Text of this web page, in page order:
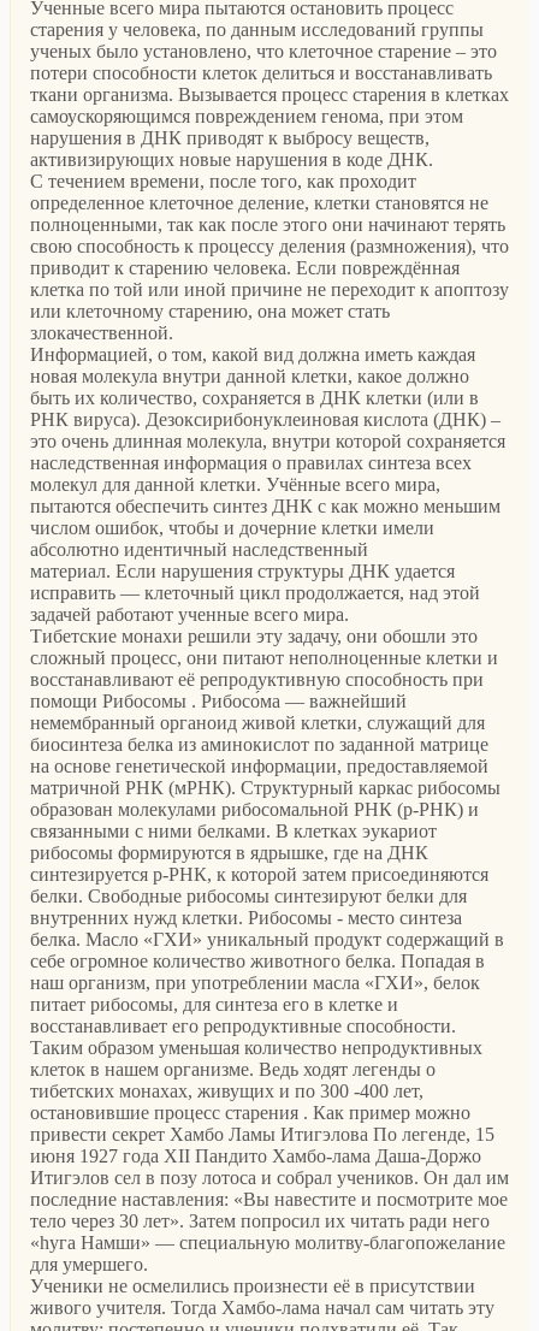
Ученные всего мира пытаются остановить процесс
старения у человека, по данным исследований группы
ученых было установлено, что клеточное старение – это
потери способности клеток делиться и восстанавливать
ткани организма. Вызывается процесс старения в клетках
самоускоряющимся повреждением генома, при этом
нарушения в ДНК приводят к выбросу веществ,
активизирующих новые нарушения в коде ДНК.
С течением времени, после того, как проходит
определенное клеточное деление, клетки становятся не
полноценными, так как после этого они начинают терять
свою способность к процессу деления (размножения), что
приводит к старению человека. Если повреждённая
клетка по той или иной причине не переходит к апоптозу
или клеточному старению, она может стать
злокачественной.
Информацией, о том, какой вид должна иметь каждая
новая молекула внутри данной клетки, какое должно
быть их количество, сохраняется в ДНК клетки (или в
РНК вируса). Дезоксирибонуклеиновая кислота (ДНК) –
это очень длинная молекула, внутри которой сохраняется
наследственная информация о правилах синтеза всех
молекул для данной клетки. Учённые всего мира,
пытаются обеспечить синтез ДНК с как можно меньшим
числом ошибок, чтобы и дочерние клетки имели
абсолютно идентичный наследственный
материал. Если нарушения структуры ДНК удается
исправить — клеточный цикл продолжается, над этой
задачей работают ученные всего мира.
Тибетские монахи решили эту задачу, они обошли это
сложный процесс, они питают неполноценные клетки и
восстанавливают её репродуктивную способность при
помощи Рибосомы . Рибосо́ма — важнейший
немембранный органоид живой клетки, служащий для
биосинтеза белка из аминокислот по заданной матрице
на основе генетической информации, предоставляемой
матричной РНК (мРНК). Структурный каркас рибосомы
образован молекулами рибосомальной РНК (р-РНК) и
связанными с ними белками. В клетках эукариот
рибосомы формируются в ядрышке, где на ДНК
синтезируется р-РНК, к которой затем присоединяются
белки. Свободные рибосомы синтезируют белки для
внутренних нужд клетки. Рибосомы - место синтеза
белка. Масло «ГХИ» уникальный продукт содержащий в
себе огромное количество животного белка. Попадая в
наш организм, при употреблении масла «ГХИ», белок
питает рибосомы, для синтеза его в клетке и
восстанавливает его репродуктивные способности.
Таким образом уменьшая количество непродуктивных
клеток в нашем организме. Ведь ходят легенды о
тибетских монахах, живущих и по 300 -400 лет,
остановившие процесс старения . Как пример можно
привести секрет Хамбо Ламы Итигэлова По легенде, 15
июня 1927 года XII Пандито Хамбо-лама Даша-Доржо
Итигэлов сел в позу лотоса и собрал учеников. Он дал им
последние наставления: «Вы навестите и посмотрите мое
тело через 30 лет». Затем попросил их читать ради него
«hуга Намши» — специальную молитву-благопожелание
для умершего.
Ученики не осмелились произнести её в присутствии
живого учителя. Тогда Хамбо-лама начал сам читать эту